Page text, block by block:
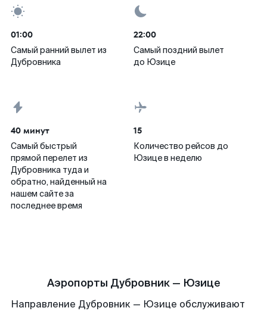
01:00
Самый ранний вылет из
Дубровника
22:00
Самый поздний вылет
до Юзице
40 минут
Самый быстрый
прямой перелет из
Дубровника туда и
обратно, найденный на
нашем сайте за
последнее время
15
Количество рейсов до
Юзице в неделю
Аэропорты Дубровник — Юзице
Направление Дубровник — Юзице обслуживают